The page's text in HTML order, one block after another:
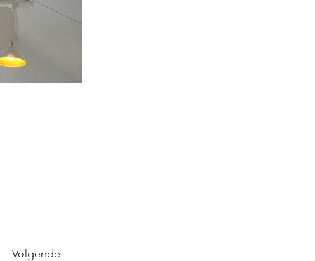
Volgende